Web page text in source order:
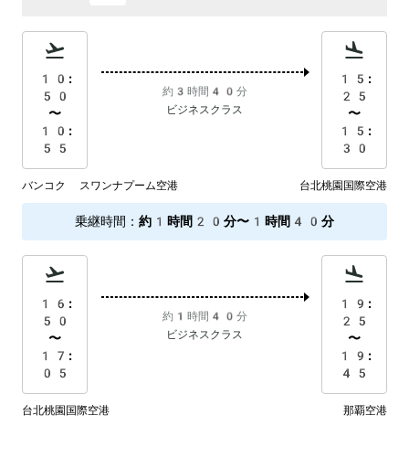
10:
50
〜
10:
55
約3時間40分
ビジネスクラス
15:
25
〜
15:
30
バンコク スワンナプーム空港 台北桃園国際空港
乗継時間 ： 約1時間20分〜1時間40分
16:
50
〜
17:
05
約1時間40分
ビジネスクラス
19:
25
〜
19:
45
台北桃園国際空港 那覇空港